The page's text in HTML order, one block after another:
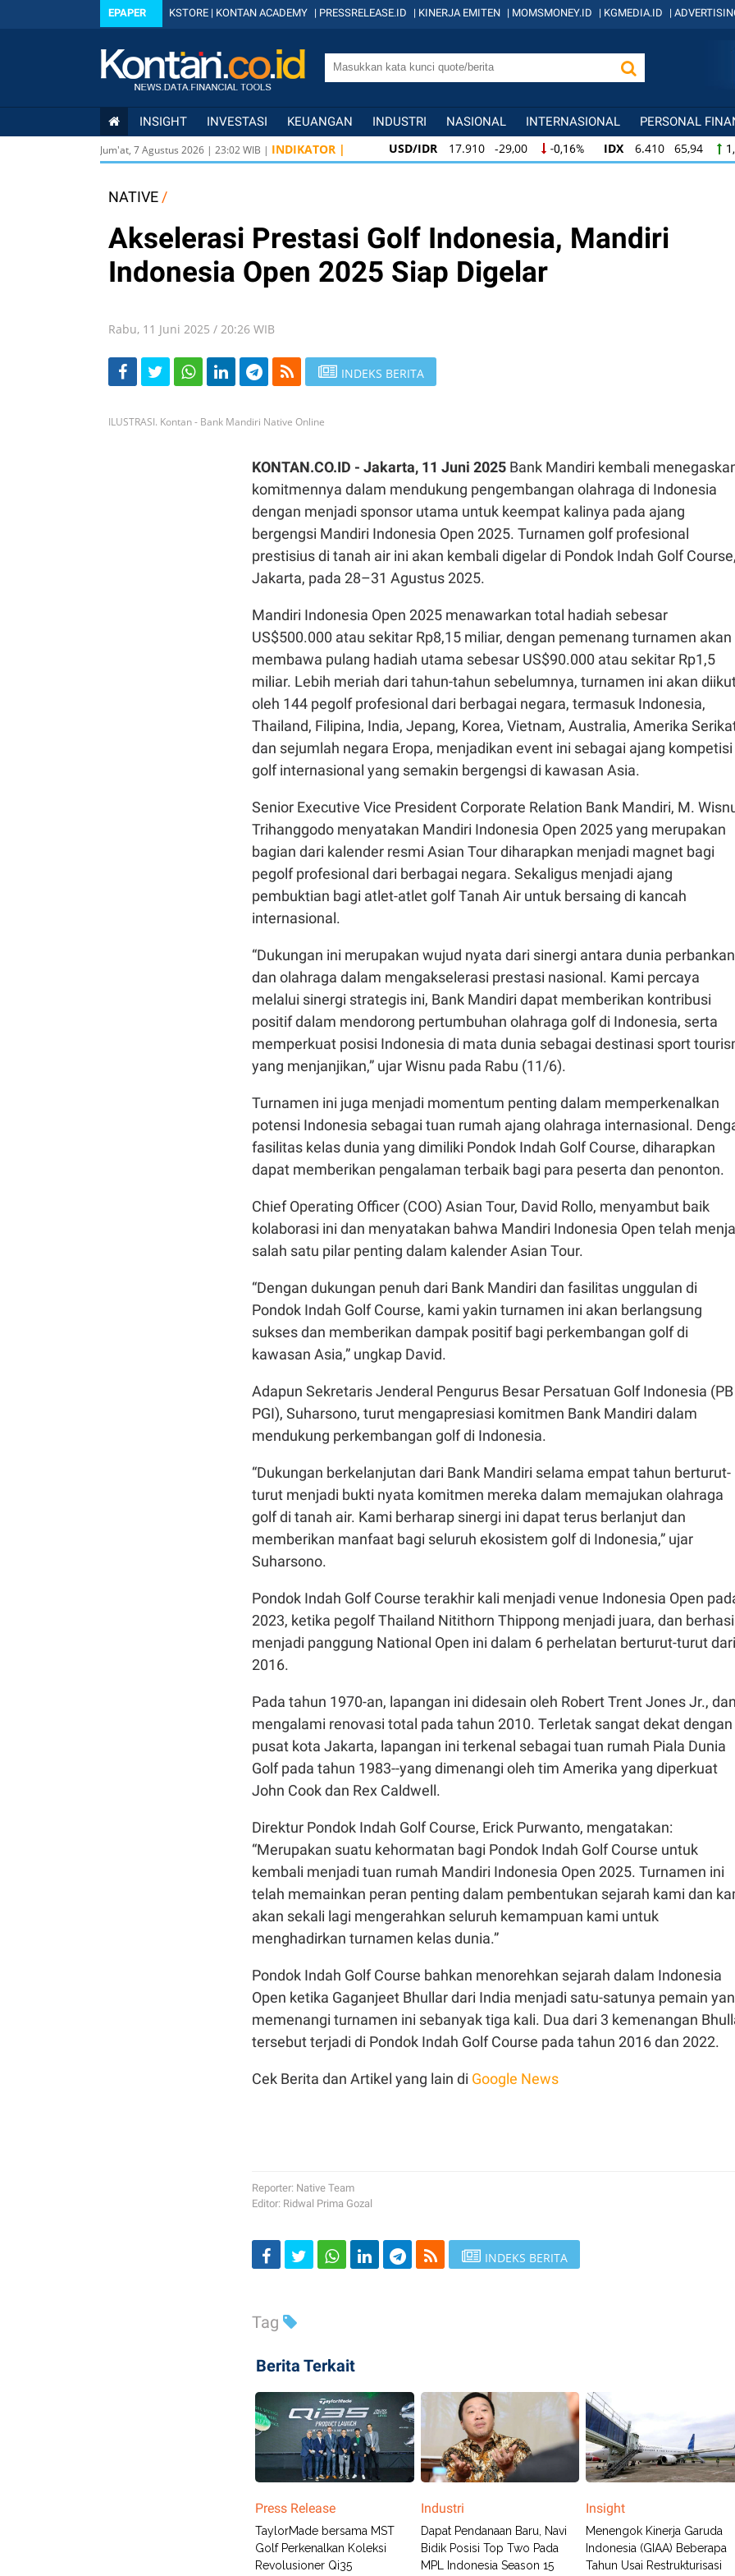
EPAPER KSTORE | KONTAN ACADEMY | PRESSRELEASE.ID | KINERJA EMITEN | MOMSMONEY.ID | KGMEDIA.ID |
INSIGHT INVESTASI KEUANGAN INDUSTRI NASIONAL INTERNASIONAL PERSONAL
Jum'at, 7 Agustus 2026 | 23:02WIB | INDIKATOR |USD/IDR 17.910 -29,00 -0,16% IDX 6.410 65,94 1,04%
USD/IDR
17.910 -29,00 -0,16% IDX 6.410 65,94 1,04%
NATIVE /
Akselerasi Prestasi Golf Indonesia, Mandiri
Indonesia Open 2025 Siap Digelar
Rabu, 11 Juni 2025 / 20:26 WIB
INDEKS BERITA
ILUSTRASI. Kontan - Bank Mandiri Native Online
KONTAN.CO.ID - Jakarta, 11 Juni 2025 Bank Mandiri kembali
komitmennya dalam mendukung pengembangan olahraga di Indonesia
dengan menjadi sponsor utama untuk keempat kalinya pada ajang
bergengsi Mandiri Indonesia Open 2025. Turnamen golf profesional
prestisius di tanah air ini akan kembali digelar di Pondok Indah Golf Course,
Jakarta, pada 28–31 Agustus 2025.
Mandiri Indonesia Open 2025 menawarkan total hadiah sebesar
US$500.000 atau sekitar Rp8,15 miliar, dengan pemenang turnamen akan
membawa pulang hadiah utama sebesar US$90.000 atau sekitar Rp1,5
miliar. Lebih meriah dari tahun-tahun sebelumnya, turnamen ini akan
oleh 144 pegolf profesional dari berbagai negara, termasuk Indonesia,
Thailand, Filipina, India, Jepang, Korea, Vietnam, Australia, Amerika
dan sejumlah negara Eropa, menjadikan event ini sebagai ajang kompetisi
golf internasional yang semakin bergengsi di kawasan Asia.
Senior Executive Vice President Corporate Relation Bank Mandiri, M.
Trihanggodo menyatakan Mandiri Indonesia Open 2025 yang merupakan
bagian dari kalender resmi Asian Tour diharapkan menjadi magnet bagi
pegolf profesional dari berbagai negara. Sekaligus menjadi ajang
pembuktian bagi atlet-atlet golf Tanah Air untuk bersaing di kancah
internasional.
“Dukungan ini merupakan wujud nyata dari sinergi antara dunia perbankan
dan olahraga dalam mengakselerasi prestasi nasional. Kami percaya
melalui sinergi strategis ini, Bank Mandiri dapat memberikan kontribusi
positif dalam mendorong pertumbuhan olahraga golf di Indonesia, serta
memperkuat posisi Indonesia di mata dunia sebagai destinasi sport
yang menjanjikan,” ujar Wisnu pada Rabu (11/6).
Turnamen ini juga menjadi momentum penting dalam memperkenalkan
potensi Indonesia sebagai tuan rumah ajang olahraga internasional.
fasilitas kelas dunia yang dimiliki Pondok Indah Golf Course, diharapkan
dapat memberikan pengalaman terbaik bagi para peserta dan penonton.
Chief Operating Officer (COO) Asian Tour, David Rollo, menyambut baik
kolaborasi ini dan menyatakan bahwa Mandiri Indonesia Open telah
salah satu pilar penting dalam kalender Asian Tour.
“Dengan dukungan penuh dari Bank Mandiri dan fasilitas unggulan di
Pondok Indah Golf Course, kami yakin turnamen ini akan berlangsung
sukses dan memberikan dampak positif bagi perkembangan golf di
kawasan Asia,” ungkap David.
Adapun Sekretaris Jenderal Pengurus Besar Persatuan Golf Indonesia (PB
PGI), Suharsono, turut mengapresiasi komitmen Bank Mandiri dalam
mendukung perkembangan golf di Indonesia.
“Dukungan berkelanjutan dari Bank Mandiri selama empat tahun berturut-
turut menjadi bukti nyata komitmen mereka dalam memajukan olahraga
golf di tanah air. Kami berharap sinergi ini dapat terus berlanjut dan
memberikan manfaat bagi seluruh ekosistem golf di Indonesia,” ujar
Suharsono.
Pondok Indah Golf Course terakhir kali menjadi venue Indonesia Open
2023, ketika pegolf Thailand Nitithorn Thippong menjadi juara, dan
menjadi panggung National Open ini dalam 6 perhelatan berturut-turut dari
2016.
Pada tahun 1970-an, lapangan ini didesain oleh Robert Trent Jones Jr., dan
mengalami renovasi total pada tahun 2010. Terletak sangat dekat dengan
pusat kota Jakarta, lapangan ini terkenal sebagai tuan rumah Piala Dunia
Golf pada tahun 1983--yang dimenangi oleh tim Amerika yang diperkuat
John Cook dan Rex Caldwell.
Direktur Pondok Indah Golf Course, Erick Purwanto, mengatakan:
“Merupakan suatu kehormatan bagi Pondok Indah Golf Course untuk
kembali menjadi tuan rumah Mandiri Indonesia Open 2025. Turnamen ini
telah memainkan peran penting dalam pembentukan sejarah kami dan
akan sekali lagi mengerahkan seluruh kemampuan kami untuk
menghadirkan turnamen kelas dunia.”
Pondok Indah Golf Course bahkan menorehkan sejarah dalam Indonesia
Open ketika Gaganjeet Bhullar dari India menjadi satu-satunya pemain
memenangi turnamen ini sebanyak tiga kali. Dua dari 3 kemenangan
tersebut terjadi di Pondok Indah Golf Course pada tahun 2016 dan 2022.
Cek Berita dan Artikel yang lain di Google News
Reporter: Native Team
Editor: Ridwal Prima Gozal
INDEKS BERITA
Tag
Berita Terkait
Press Release
TaylorMade bersama MST
Golf Perkenalkan Koleksi
Revolusioner Qi35
Industri
Dapat Pendanaan Baru, Navi
Bidik Posisi Top Two Pada
MPL Indonesia Season 15
Insight
Menengok Kinerja Garuda
Indonesia (GIAA) Beberapa
Tahun Usai Restrukturisasi